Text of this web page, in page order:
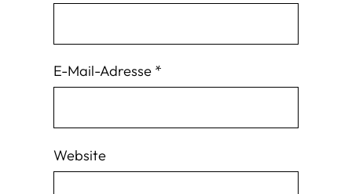
E-Mail-Adresse *
Website